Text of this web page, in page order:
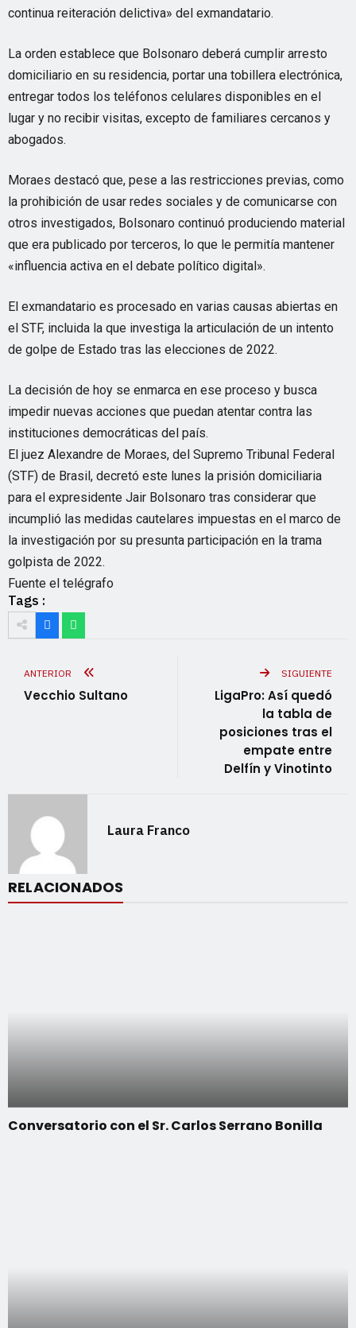
continua reiteración delictiva» del exmandatario.
La orden establece que Bolsonaro deberá cumplir arresto
domiciliario en su residencia, portar una tobillera electrónica,
entregar todos los teléfonos celulares disponibles en el
lugar y no recibir visitas, excepto de familiares cercanos y
abogados.
Moraes destacó que, pese a las restricciones previas, como
la prohibición de usar redes sociales y de comunicarse con
otros investigados, Bolsonaro continuó produciendo material
que era publicado por terceros, lo que le permitía mantener
«influencia activa en el debate político digital».
El exmandatario es procesado en varias causas abiertas en
el STF, incluida la que investiga la articulación de un intento
de golpe de Estado tras las elecciones de 2022.
La decisión de hoy se enmarca en ese proceso y busca
impedir nuevas acciones que puedan atentar contra las
instituciones democráticas del país.
El juez Alexandre de Moraes, del Supremo Tribunal Federal
(STF) de Brasil, decretó este lunes la prisión domiciliaria
para el expresidente Jair Bolsonaro tras considerar que
incumplió las medidas cautelares impuestas en el marco de
la investigación por su presunta participación en la trama
golpista de 2022.
Fuente el telégrafo
Tags :
ANTERIOR
Vecchio Sultano
SIGUIENTE
LigaPro: Así quedó
la tabla de
posiciones tras el
empate entre
Delfín y Vinotinto
Laura Franco
RELACIONADOS
Conversatorio con el Sr. Carlos Serrano Bonilla